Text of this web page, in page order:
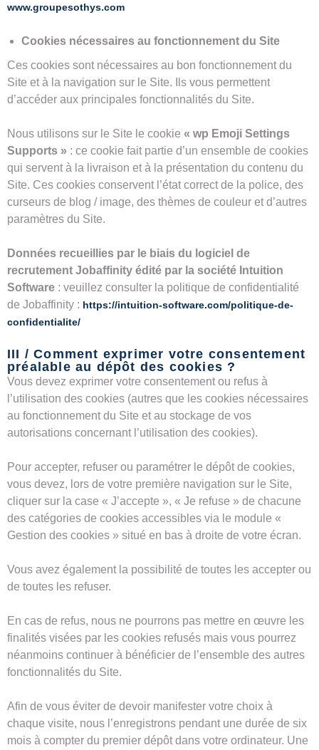
www.groupesothys.com
Cookies nécessaires au fonctionnement du Site
Ces cookies sont nécessaires au bon fonctionnement du
Site et à la navigation sur le Site. Ils vous permettent
d’accéder aux principales fonctionnalités du Site.
Nous utilisons sur le Site le cookie « wp Emoji Settings
Supports » : ce cookie fait partie d’un ensemble de cookies
qui servent à la livraison et à la présentation du contenu du
Site. Ces cookies conservent l’état correct de la police, des
curseurs de blog / image, des thèmes de couleur et d’autres
paramètres du Site.
Données recueillies par le biais du logiciel de
recrutement Jobaffinity édité par la société Intuition
Software : veuillez consulter la politique de confidentialité
de Jobaffinity : https://intuition-software.com/politique-de-
confidentialite/
III / Comment exprimer votre consentement
préalable au dépôt des cookies ?
Vous devez exprimer votre consentement ou refus à
l’utilisation des cookies (autres que les cookies nécessaires
au fonctionnement du Site et au stockage de vos
autorisations concernant l’utilisation des cookies).
Pour accepter, refuser ou paramétrer le dépôt de cookies,
vous devez, lors de votre première navigation sur le Site,
cliquer sur la case « J’accepte », « Je refuse » de chacune
des catégories de cookies accessibles via le module «
Gestion des cookies » situé en bas à droite de votre écran.
Vous avez également la possibilité de toutes les accepter ou
de toutes les refuser.
En cas de refus, nous ne pourrons pas mettre en œuvre les
finalités visées par les cookies refusés mais vous pourrez
néanmoins continuer à bénéficier de l’ensemble des autres
fonctionnalités du Site.
Afin de vous éviter de devoir manifester votre choix à
chaque visite, nous l’enregistrons pendant une durée de six
mois à compter du premier dépôt dans votre ordinateur. Une